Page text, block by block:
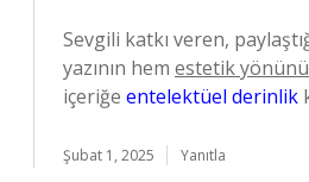
Sevgili katkı veren,
yazının hem estetik yönünü
içeriğe entelektüel derinlik
Şubat 1, 2025 Yanıtla